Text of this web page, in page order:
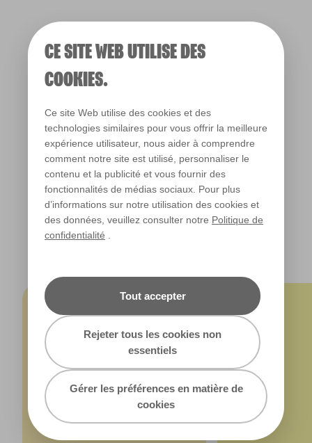
CE SITE WEB UTILISE DES
COOKIES.
Ce site Web utilise des cookies et des
technologies similaires pour vous offrir la meilleure
expérience utilisateur, nous aider à comprendre
comment notre site est utilisé, personnaliser le
contenu et la publicité et vous fournir des
fonctionnalités de médias sociaux. Pour plus
d’informations sur notre utilisation des cookies et
des données, veuillez consulter notre Politique de
confidentialité
Tout accepter
Rejeter tous les cookies non
essentiels
Gérer les préférences en matière de
cookies
salle à manger
salon
You Are My
Sunshine
X70R141B
Sun Sparkle
X70R141A
DÉCOUVREZ LES JAUNES